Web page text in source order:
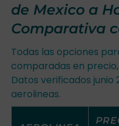
de Mexico a
Comparativa
Todas las opciones
comparadas en
Datos verificados junio
aerolineas.